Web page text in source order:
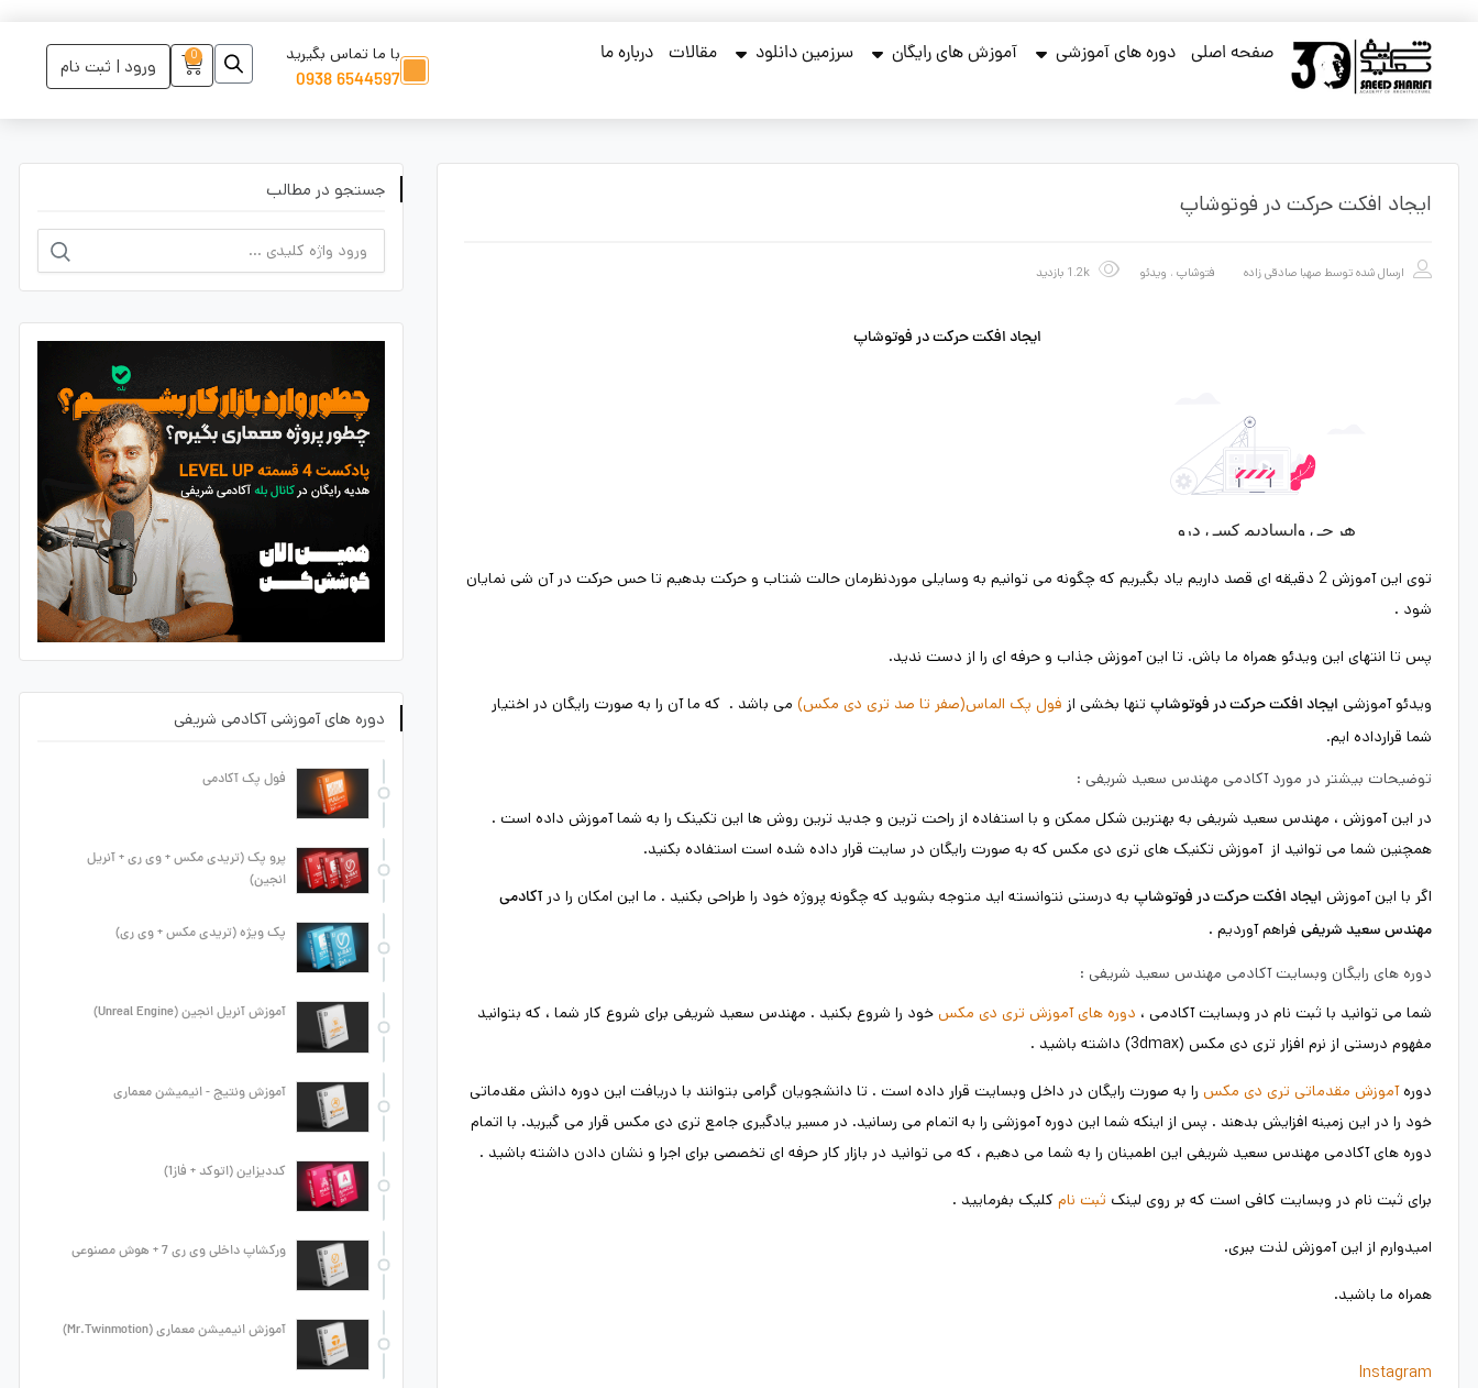
صفحه اصلی دوره های آموزشی آموزش های رایگان سرزمین دانلود مقالات درباره ما ورود | ثبت نام 0 با ما تماس بگیرید
6544597 0938
ایجاد افکت حرکت در فوتوشاپ
ارسال شده توسط صهبا صادقی زاده فتوشاپ ، ویدئو
ایجاد افکت حرکت در فوتوشاپ
توی این آموزش 2 دقیقه ای قصد داریم یاد بگیریم که چگونه می توانیم به وسایلی موردنظرمان حالت شتاب و حرکت بدهیم تا حس حرکت در آن شی نمایان
شود .
پس تا انتهای این ویدئو همراه ما باش. تا این آموزش جذاب و حرفه ای را از دست ندید.
ویدئو آموزشی ایجاد افکت حرکت در فوتوشاپ تنها بخشی از فول پک الماس(صفر تا صد تری دی مکس) می باشد . که ما آن را به صورت رایگان در اختیار
شما قرارداده ایم.
توضیحات بیشتر در مورد آکادمی مهندس سعید شریفی :
در این آموزش ، مهندس سعید شریفی به بهترین شکل ممکن و با استفاده از راحت ترین و جدید ترین روش ها این تکینک را به شما آموزش داده است .
همچنین شما می توانید از آموزش تکنیک های تری دی مکس که به صورت رایگان در سایت قرار داده شده است استفاده بکنید.
اگر با این آموزش ایجاد افکت حرکت در فوتوشاپ به درستی نتوانسته اید متوجه بشوید که چگونه پروژه خود را طراحی بکنید . ما این امکان را درآکادمی
مهندس سعید شریفی فراهم آوردیم .
دوره های رایگان وبسایت آکادمی مهندس سعید شریفی :
شما می توانید با ثبت نام در وبسایت آکادمی ، دوره های آموزش تری دی مکس خود را شروع بکنید . مهندس سعید شریفی برای شروع کار شما ، که بتوانید
مفهوم درستی از نرم افزار تری دی مکس (3dmax) داشته باشید .
دورهآموزش مقدماتی تری دی مکس را به صورت رایگان در داخل وبسایت قرار داده است . تا دانشجویان گرامی بتوانند با دریافت این دوره دانش مقدماتی
خود را در این زمینه افزایش بدهند . پس از اینکه شما این دوره آموزشی را به اتمام می رسانید. در مسیر یادگیری جامع تری دی مکس قرار می گیرید. با اتمام
دوره های آکادمی مهندس سعید شریفی این اطمینان را به شما می دهیم ، که می توانید در بازار کار حرفه ای تخصصی برای اجرا و نشان دادن داشته باشید .
برای ثبت نام در وبسایت کافی است که بر روی لینک ثبت نام کلیک بفرمایید .
امیدوارم از این آموزش لذت ببری.
همراه ما باشید.
Instagram
جستجو در مطالب
دوره های آموزشی آکادمی شریفی
فول پک آکادمی
پرو پک (تریدی مکس + وی ری + آنریل
انجین)
پک ویژه (تریدی مکس + وی ری)
آموزش آنریل انجین (Unreal Engine)
آموزش ونتیج - انیمیشن معماری
کددیزاین (اتوکد + فاز1)
ورکشاپ داخلی وی ری 7 + هوش مصنوعی
آموزش انیمیشن معماری (Mr.Twinmotion)